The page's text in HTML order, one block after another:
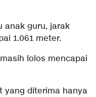
anak guru, jarak
1.061 meter.
lolos mencapai
yang diterima hanya